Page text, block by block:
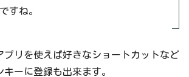
すね。
プリを使えば好きなショートカットなど
ーに登録も出来ます。